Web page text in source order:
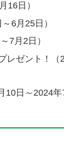
16日）
6月25日）
7月2日）
レゼント！（
日～2024年